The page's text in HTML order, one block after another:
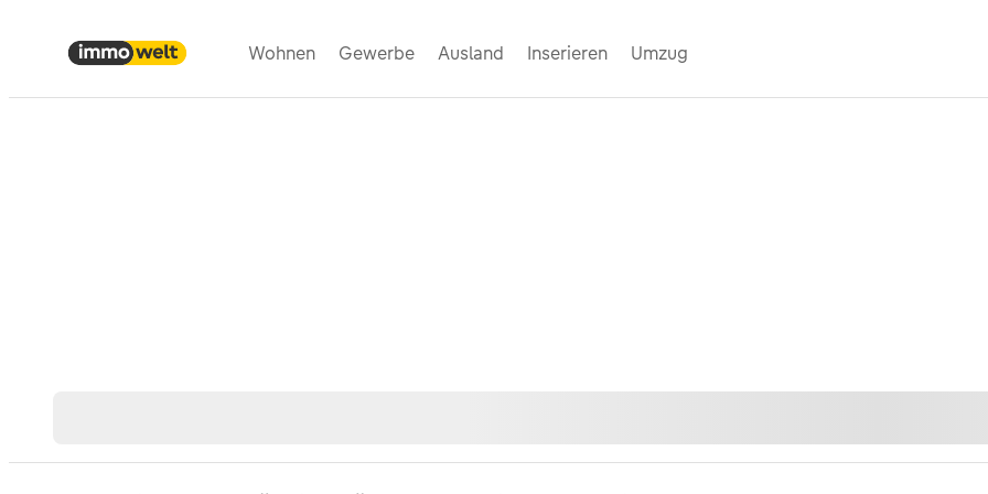
Wohnen Gewerbe Ausland Inserieren Umzug